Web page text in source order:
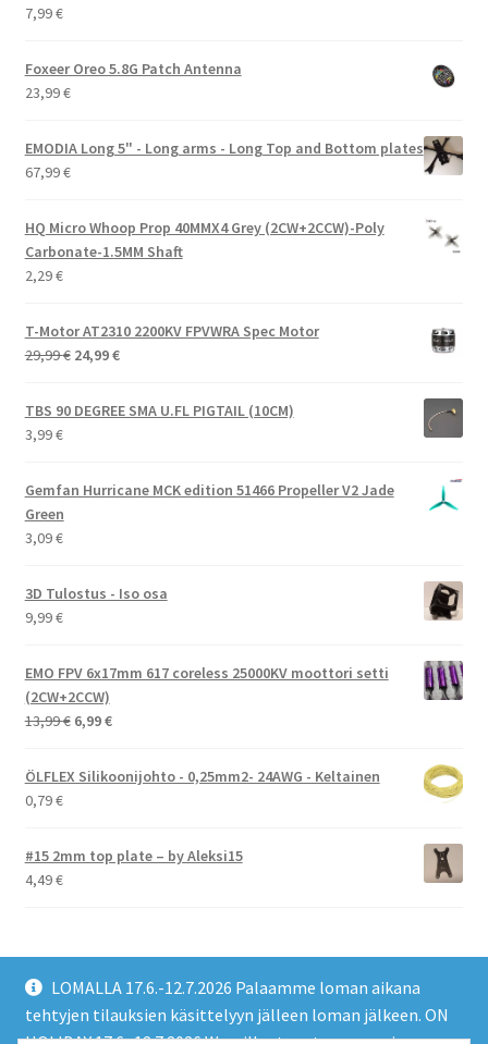
LOMALLA 17.6.-12.7.2026 Palaamme loman aikana
tehtyjen tilauksien käsittelyyn jälleen loman jälkeen. ON
7,99€
Foxeer Oreo 5.8G Patch Antenna
23,99€
EMODIA Long 5" - Long arms - Long Top and Bottom plates
67,99€
HQ Micro Whoop Prop 40MMX4 Grey (2CW+2CCW)-Poly
Carbonate-1.5MM Shaft
2,29€
T-Motor AT2310 2200KV FPVWRA Spec Motor
29,99€ Alkuperäinen
oli:
24,99€Nykyinen
on:
TBS 90 DEGREE SMA U.FL PIGTAIL (10CM)
3,99€
Gemfan Hurricane MCK edition 51466 Propeller V2 Jade
Green
3,09€
3D Tulostus - Iso osa
9,99€
EMO FPV 6x17mm 617 coreless 25000KV moottori setti
(2CW+2CCW)
13,99€ Alkuperäinen
oli:
6,99€Nykyinen
6,99 €.
ÖLFLEX Silikoonijohto - 0,25mm2- 24AWG - Keltainen
0,79€
#15 2mm top plate – by Aleksi15
4,49€